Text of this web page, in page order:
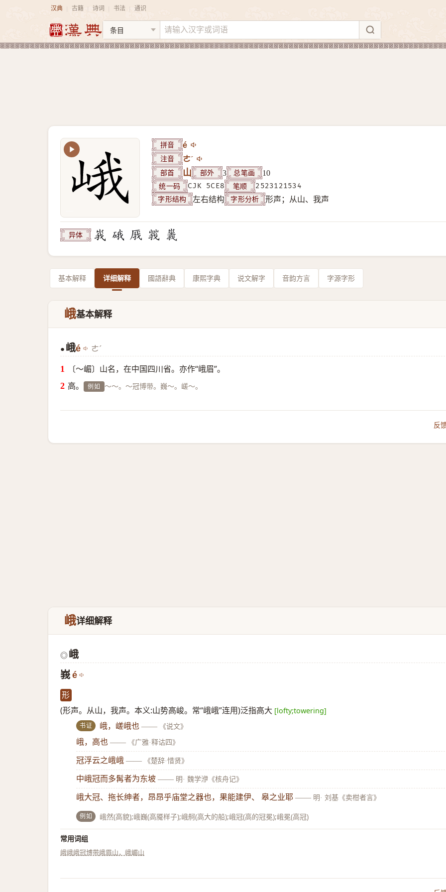
汉典 古籍 诗词 书法 通识
拼音 é
注音 ㄜˊ
部首 山 部外 3 总笔画 10
统一码 CJK 5CE8 笔顺 2523121534
字形结构 左右结构 字形分析 形声；从山、我声
异体
基本解释 详细解释 國語辭典 康熙字典 说文解字 音韵方言 字源字形
峨基本解释
● 峨é ㄜˊ
〔～嵋〕山名，在中国四川省。亦作“峨眉”。
高。 例如 ～～。～冠博带。巍～。嵯～。
反
峨详细解释
◎峨
峩 é
形
(形声。从山，我声。本义:山势高峻。常“峨峨”连用)泛指高大 [lofty;towering]
书证 峨，嵯峨也 —— 《说文》
峨，高也 —— 《广雅·释诂四》
冠浮云之峨峨 —— 《楚辞·惜贤》
中峨冠而多髯者为东坡 —— 明· 魏学洢《核舟记》
峨大冠、拖长绅者，昂昂乎庙堂之器也，果能建伊、 皋之业耶 —— 明· 刘基《卖柑者言》
例如 峨然(高貌);峨巍(高魇样子);峨舸(高大的船);峨冠(高的冠冕);峨冕(高冠)
常用词组
峨峨峨冠博带峨眉山，峨嵋山